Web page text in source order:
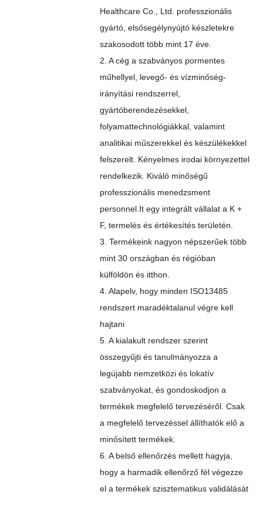
Healthcare Co., Ltd. professzionális
gyártó, elsősegélynyújtó készletekre
szakosodott több mint 17 éve.
2. A cég a szabványos pormentes
műhellyel, levegő- és vízminőség-
irányítási rendszerrel,
gyártóberendezésekkel,
folyamattechnológiákkal, valamint
analitikai műszerekkel és készülékekkel
felszerelt. Kényelmes irodai környezettel
rendelkezik. Kiváló minőségű
professzionális menedzsment
personnel.It egy integrált vállalat a K +
F, termelés és értékesítés területén.
3. Termékeink nagyon népszerűek több
mint 30 országban és régióban
külföldön és itthon.
4. Alapelv, hogy minden ISO13485
rendszert maradéktalanul végre kell
hajtani
5. A kialakult rendszer szerint
összegyűjti és tanulmányozza a
legújabb nemzetközi és lokatív
szabványokat, és gondoskodjon a
termékek megfelelő tervezéséről. Csak
a megfelelő tervezéssel állíthatók elő a
minősített termékek.
6. A belső ellenőrzés mellett hagyja,
hogy a harmadik ellenőrző fél végezze
el a termékek szisztematikus validálását